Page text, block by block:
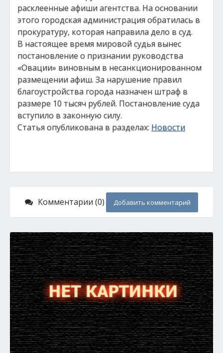
расклеенные афиши агентства. На основании
этого городская администрация обратилась в
прокуратуру, которая направила дело в суд.
В настоящее время мировой судья вынес
постановление о признании руководства
«Овации» виновным в несанкционированном
размещении афиш. За нарушение правил
благоустройства города назначен штраф в
размере 10 тысяч рублей. Постановление суда
вступило в законную силу.
Статья опубликована в разделах: Новости
Комментарии (0) Добавить комментарий